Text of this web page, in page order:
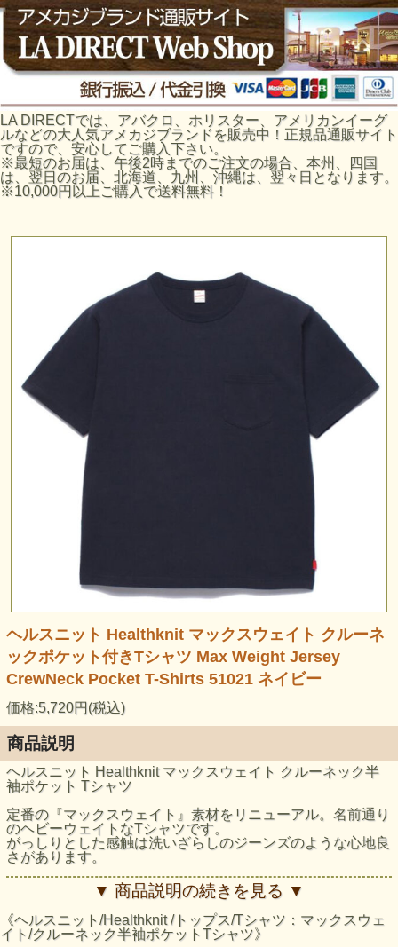
LA DIRECTでは、アバクロ、ホリスター、アメリカンイーグ
ルなどの大人気アメカジブランドを販売中！正規品通販サイト
ですので、安心してご購入下さい。
※最短のお届は、午後2時までのご注文の場合、本州、四国
は、翌日のお届、北海道、九州、沖縄は、翌々日となります。
※10,000円以上ご購入で送料無料！
ヘルスニット Healthknit マックスウェイト クルーネ
ックポケット付きTシャツ Max Weight Jersey
CrewNeck Pocket T-Shirts 51021 ネイビー
価格:5,720円(税込)
商品説明
ヘルスニット Healthknit マックスウェイト クルーネック半
袖ポケット Tシャツ
定番の『マックスウェイト』素材をリニューアル。名前通り
のヘビーウェイトなTシャツです。
がっしりとした感触は洗いざらしのジーンズのような心地良
さがあります。
糸にはU.S.コットンの空紡糸を使用しています。空紡糸は繊
維の中に空気が多く含まれ、吸湿性が高く速乾性に優れると
いう特徴があります。製品洗いで仕上げたことで、空紡糸独
特のざらつきとドライ感を感じることができます。
▼ 商品説明の続きを見る ▼
《ヘルスニット/Healthknit /トップス/Tシャツ：マックスウェ
イト/クルーネック半袖ポケットTシャツ》